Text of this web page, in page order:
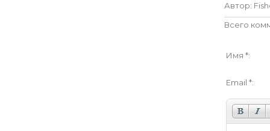
Автор:
Всего
Имя *:
Email *: